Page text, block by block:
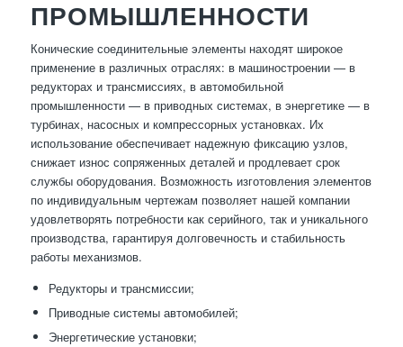
ПРОМЫШЛЕННОСТИ
Конические соединительные элементы находят широкое
применение в различных отраслях: в машиностроении — в
редукторах и трансмиссиях, в автомобильной
промышленности — в приводных системах, в энергетике — в
турбинах, насосных и компрессорных установках. Их
использование обеспечивает надежную фиксацию узлов,
снижает износ сопряженных деталей и продлевает срок
службы оборудования. Возможность изготовления элементов
по индивидуальным чертежам позволяет нашей компании
удовлетворять потребности как серийного, так и уникального
производства, гарантируя долговечность и стабильность
работы механизмов.
Редукторы и трансмиссии;
Приводные системы автомобилей;
Энергетические установки;